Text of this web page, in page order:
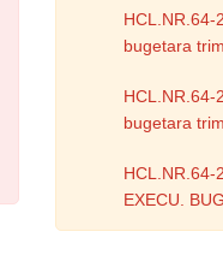
HCL.NR.64-
bugetara
HCL.NR.64-
bugetara
HCL.NR.64-
EXECU.